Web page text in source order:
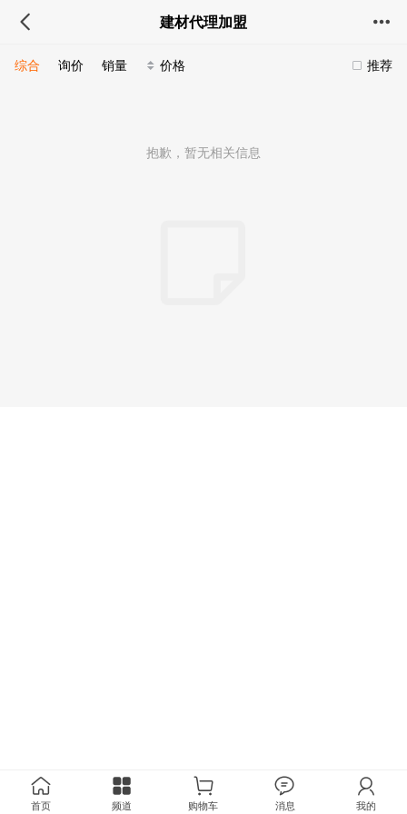
建材代理加盟
推荐
综合 询价 销量 价格
抱歉，暂无相关信息
首页 频道 购物车 消息 我的